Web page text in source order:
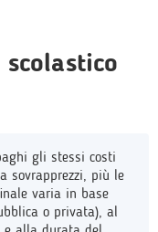
scolastico
gli stessi costi
sovrapprezzi, più le
varia in base
o privata), al